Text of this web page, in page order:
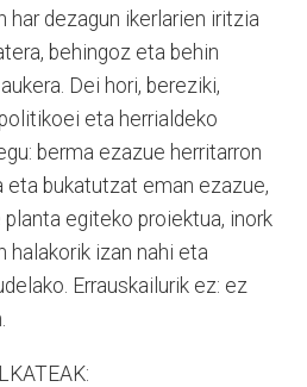
har dezagun ikerlarien iritzia
behingoz eta behin
Dei hori, bereziki,
eta herrialdeko
berma ezazue herritarron
eta bukatutzat eman ezazue,
planta egiteko proiektua, inork
halakorik izan nahi eta
Errauskailurik ez: ez